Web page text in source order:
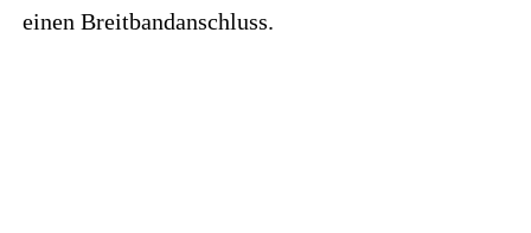
einen Breitbandanschluss.